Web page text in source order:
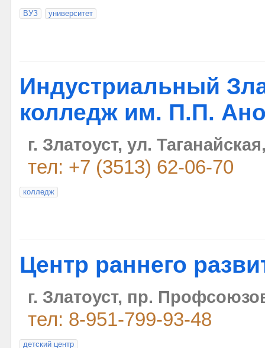
ВУЗ университет
Индустриальный
колледж им. П.П.
г. Златоуст, ул.
тел: +7 (3513) 62-06-70
колледж
Центр раннего
г. Златоуст, пр.
тел: 8-951-799-93-48
детский центр